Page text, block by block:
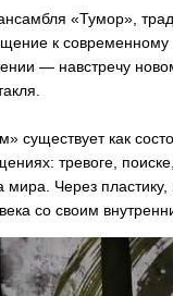
«Тумор»,
к современному
— навстречу
существует как
тревоге,
мира. Через пластику,
со своим